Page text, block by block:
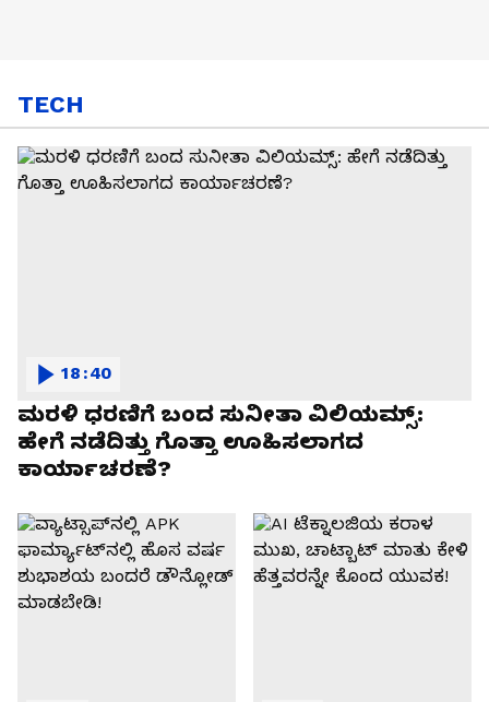
TECH
ಮರಳಿ ಧರಣಿಗೆ ಬಂದ ಸುನೀತಾ ವಿಲಿಯಮ್ಸ್:
ಹೇಗೆ ನಡೆದಿತ್ತು ಗೊತ್ತಾ ಊಹಿಸಲಾಗದ
ಕಾರ್ಯಾಚರಣೆ?
18:40